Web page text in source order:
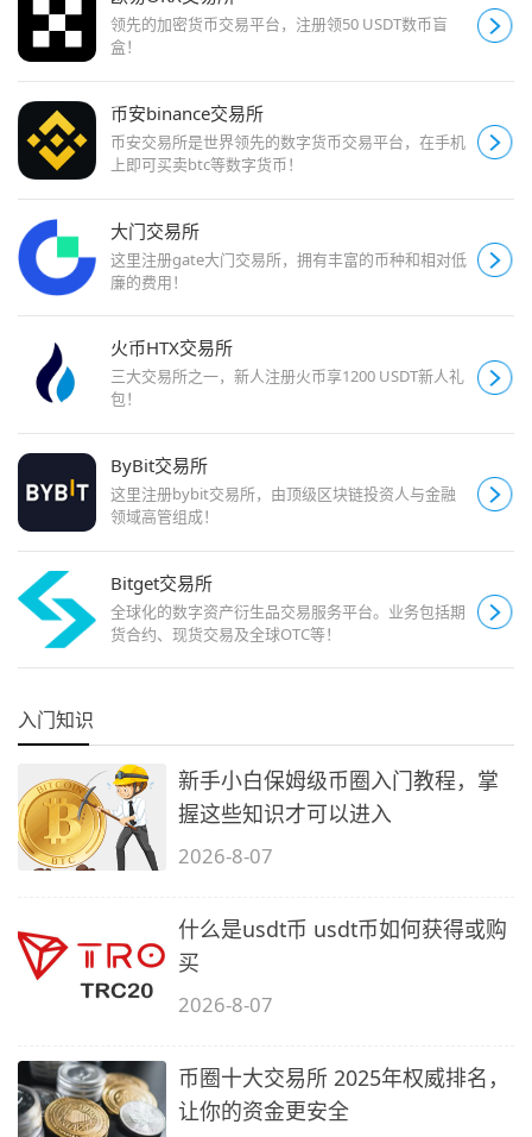
领先的加密货币交易平台，注册领50 USDT数币盲
盒！
币安binance交易所
币安交易所是世界领先的数字货币交易平台，在手机
上即可买卖btc等数字货币！
大门交易所
这里注册gate大门交易所，拥有丰富的币种和相对低
廉的费用！
火币HTX交易所
三大交易所之一，新人注册火币享1200 USDT新人礼
包！
ByBit交易所
这里注册bybit交易所，由顶级区块链投资人与金融
领域高管组成！
Bitget交易所
全球化的数字资产衍生品交易服务平台。业务包括期
货合约、现货交易及全球OTC等！
入门知识
新手小白保姆级币圈入门教程，掌
握这些知识才可以进入
2026-8-07
什么是usdt币 usdt币如何获得或购
买
2026-8-07
币圈十大交易所 2025年权威排名，
让你的资金更安全